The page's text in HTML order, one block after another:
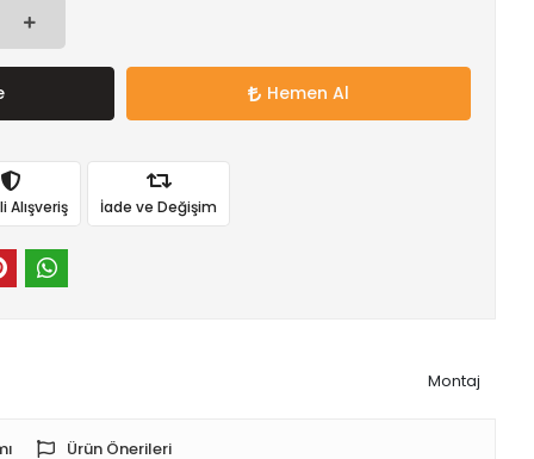
Hemen Al
Alışveriş İade ve Değişim
Montaj
Ürün Önerileri